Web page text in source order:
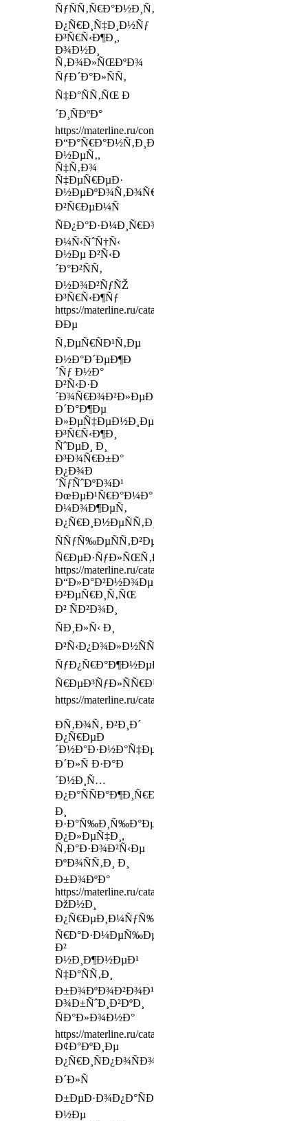
ÑƒÑÑ‚Ñ€Ð°Ð½Ð¸Ñ‚ÑŒ
Ð¿Ñ€Ð¸Ñ‡Ð¸Ð½Ñƒ
Ð³Ñ€Ñ‹Ð¶Ð¸,
Ð¾Ð½Ð¸
Ñ‚Ð¾Ð»ÑŒÐºÐ¾
ÑƒÐ´Ð°Ð»ÑÑ‚
Ñ‡Ð°ÑÑ‚ÑŒ Ð
´Ð¸ÑÐºÐ°
https://materline.ru/contacts/
Ð“Ð°Ñ€Ð°Ð½Ñ‚Ð¸Ð¸
Ð½ÐµÑ‚,
Ñ‡Ñ‚Ð¾
Ñ‡ÐµÑ€ÐµÐ·
Ð½ÐµÐºÐ¾Ñ‚Ð¾Ñ€Ð¾Ðµ
Ð²Ñ€ÐµÐ¼Ñ
ÑÐ¿Ð°Ð·Ð¼Ð¸Ñ€Ð¾Ð²Ð°Ð½Ð½Ñ‹Ðµ
Ð¼Ñ‹ÑˆÑ†Ñ‹
Ð½Ðµ Ð²Ñ‹Ð
´Ð°Ð²ÑÑ‚
Ð½Ð¾Ð²ÑƒÑŽ
Ð³Ñ€Ñ‹Ð¶Ñƒ
https://materline.ru/catalog/mattresses_for_babys/
ÐÐµ
Ñ‚ÐµÑ€ÑÐ¹Ñ‚Ðµ
Ð½Ð°Ð´ÐµÐ¶Ð
´Ñƒ Ð½Ð°
Ð²Ñ‹Ð·Ð
´Ð¾Ñ€Ð¾Ð²Ð»ÐµÐ½Ð¸Ðµ,
Ð´Ð°Ð¶Ðµ
Ð»ÐµÑ‡ÐµÐ½Ð¸Ðµ
Ð³Ñ€Ñ‹Ð¶Ð¸
ÑˆÐµÐ¸ Ð¸
Ð³Ð¾Ñ€Ð±Ð°
Ð¿Ð¾Ð
´ÑƒÑˆÐºÐ¾Ð¹
ÐœÐµÐ¹Ñ€Ð°Ð¼Ð°
Ð¼Ð¾Ð¶ÐµÑ‚
Ð¿Ñ€Ð¸Ð½ÐµÑÑ‚Ð¸
ÑÑƒÑ‰ÐµÑÑ‚Ð²ÐµÐ½Ð½Ñ‹Ðµ
Ñ€ÐµÐ·ÑƒÐ»ÑŒÑ‚Ð°Ñ‚Ñ‹
https://materline.ru/catalog/mattress_toppers/
Ð“Ð»Ð°Ð²Ð½Ð¾Ðµ,
Ð²ÐµÑ€Ð¸Ñ‚ÑŒ
Ð² ÑÐ²Ð¾Ð¸
ÑÐ¸Ð»Ñ‹ Ð¸
Ð²Ñ‹Ð¿Ð¾Ð»Ð½ÑÑ‚ÑŒ
ÑƒÐ¿Ñ€Ð°Ð¶Ð½ÐµÐ½Ð¸Ñ
Ñ€ÐµÐ³ÑƒÐ»ÑÑ€Ð½Ð¾
https://materline.ru/catalog/mattress_toppers/
Ð­Ñ‚Ð¾Ñ‚ Ð²Ð¸Ð´
Ð¿Ñ€ÐµÐ
´Ð½Ð°Ð·Ð½Ð°Ñ‡ÐµÐ½
Ð´Ð»Ñ Ð·Ð°Ð
´Ð½Ð¸Ñ…
Ð¿Ð°ÑÑÐ°Ð¶Ð¸Ñ€Ð¾Ð²,
Ð¸
Ð·Ð°Ñ‰Ð¸Ñ‰Ð°ÐµÑ‚
Ð¿Ð»ÐµÑ‡Ð¸,
Ñ‚Ð°Ð·Ð¾Ð²Ñ‹Ðµ
ÐºÐ¾ÑÑ‚Ð¸ Ð¸
Ð±Ð¾ÐºÐ°
https://materline.ru/catalog/mattresses/lux/
ÐžÐ½Ð¸
Ð¿Ñ€ÐµÐ¸Ð¼ÑƒÑ‰ÐµÑÑ‚Ð²ÐµÐ½Ð½Ð¾
Ñ€Ð°Ð·Ð¼ÐµÑ‰ÐµÐ½Ñ‹
Ð²
Ð½Ð¸Ð¶Ð½ÐµÐ¹
Ñ‡Ð°ÑÑ‚Ð¸
Ð±Ð¾ÐºÐ¾Ð²Ð¾Ð¹
Ð¾Ð±ÑˆÐ¸Ð²ÐºÐ¸
ÑÐ°Ð»Ð¾Ð½Ð°
https://materline.ru/catalog/mattresses/lux/
Ð¢Ð°ÐºÐ¸Ðµ
Ð¿Ñ€Ð¸ÑÐ¿Ð¾ÑÐ¾Ð±Ð»ÐµÐ½Ð¸Ñ
Ð´Ð»Ñ
Ð±ÐµÐ·Ð¾Ð¿Ð°ÑÐ½Ð¾ÑÑ‚Ð¸
Ð½Ðµ